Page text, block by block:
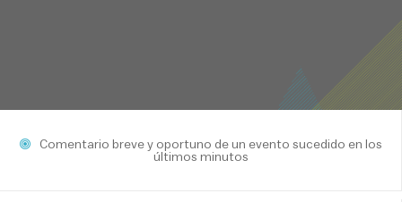
Comentario breve y oportuno de un evento sucedido en los
últimos minutos